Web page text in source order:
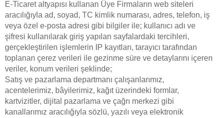
E-Ticaret altyapısı kullanan Üye Firmaların web siteleri
aracılığıyla ad, soyad, TC kimlik numarası, adres, telefon, iş
veya özel e-posta adresi gibi bilgiler ile; kullanıcı adı ve
şifresi kullanılarak giriş yapılan sayfalardaki tercihleri,
gerçekleştirilen işlemlerin IP kayıtları, tarayıcı tarafından
toplanan çerez verileri ile gezinme süre ve detaylarını içeren
veriler, konum verileri şeklinde;
Satış ve pazarlama departmanı çalışanlarımız,
acentelerimiz, bâyilerimiz, kağıt üzerindeki formlar,
kartvizitler, dijital pazarlama ve çağrı merkezi gibi
kanallarımız aracılığıyla sözlü, yazılı veya elektronik